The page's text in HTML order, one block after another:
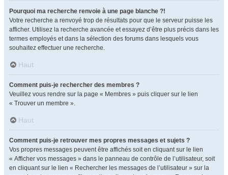
Pourquoi ma recherche renvoie à une page blanche ?!
Votre recherche a renvoyé trop de résultats pour que le serveur puisse les
afficher. Utilisez la recherche avancée et essayez d’être plus précis dans les
termes employés et dans la sélection des forums dans lesquels vous
souhaitez effectuer une recherche.
Haut
Comment puis-je rechercher des membres ?
Veuillez vous rendre sur la page « Membres » puis cliquer sur le lien
« Trouver un membre ».
Haut
Comment puis-je retrouver mes propres messages et sujets ?
Vos propres messages peuvent être affichés soit en cliquant sur le lien
« Afficher vos messages » dans le panneau de contrôle de l’utilisateur, soit
en cliquant sur le lien « Rechercher les messages de l’utilisateur » sur la